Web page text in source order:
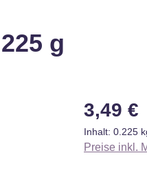
g
Regulärer
3,49 €
Inhalt: 0.225
Preise inkl.